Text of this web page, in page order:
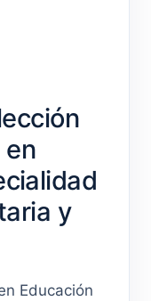
en
y
Educación